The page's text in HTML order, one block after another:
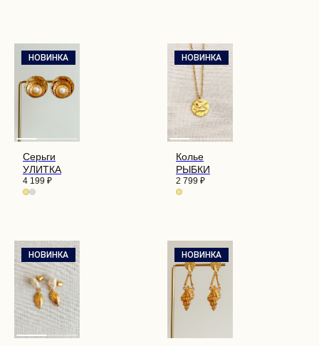
НОВИНКА
Серьги
УЛИТКА
4 199 ₽
НОВИНКА
Колье
РЫБКИ
2 799 ₽
НОВИНКА НОВИНКА